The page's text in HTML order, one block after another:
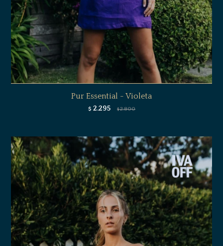
Pur Essential - Violeta
$ 2.295 $ 2.800